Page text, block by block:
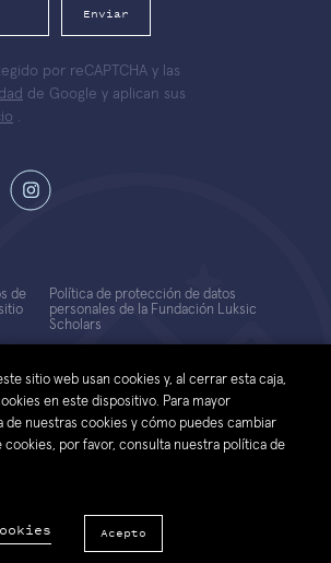
Enviar
por reCAPTCHA y las
de Google y aplican sus
.
Scholars. Todos los Derechos Reservados
de
Política de protección de datos
personales de la Fundación Luksic
Scholars
sitio web usan cookies y, al cerrar esta caja,
en este dispositivo. Para mayor
de nuestras cookies y cómo puedes cambiar
por favor, consulta nuestra política de
Acepto